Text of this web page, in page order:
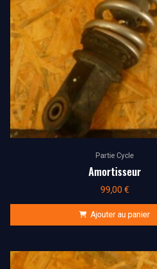
Partie Cycle
Amortisseur
99,00 €
Ajouter au panier